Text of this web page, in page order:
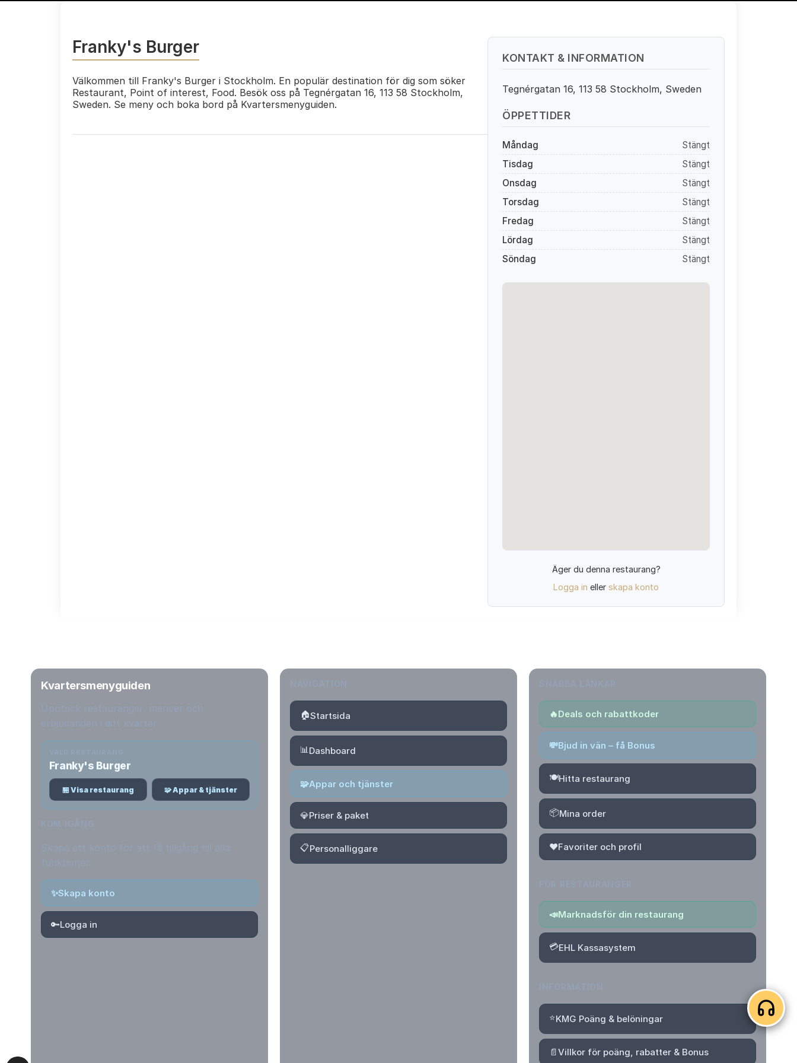
Franky's Burger
Välkommen till Franky's Burger i Stockholm. En populär destination för dig som söker
Restaurant, Point of interest, Food. Besök oss på Tegnérgatan 16, 113 58 Stockholm,
Sweden. Se meny och boka bord på Kvartersmenyguiden.
KONTAKT & INFORMATION
Tegnérgatan 16, 113 58 Stockholm, Sweden
ÖPPETTIDER
Måndag
Stängt
Tisdag
Stängt
Onsdag
Stängt
Torsdag
Stängt
Fredag
Stängt
Lördag
Stängt
Söndag
Stängt
Äger du denna restaurang?
Logga in eller skapa konto
Kvartersmenyguiden
Franky's Burger
🏪 Visa restaurang 🧩 Appar & tjänster
✨Skapa konto
🔑Logga in
🏠Startsida
📊Dashboard
🧩Appar och tjänster
💎Priser & paket
📋Personalliggare
🔥Deals och rabattkoder
💸Bjud in vän – få Bonus
🍽️Hitta restaurang
📦Mina order
❤️Favoriter och profil
📣Marknadsför din restaurang
💳EHL Kassasystem
⭐KMG Poäng & belöningar
📄Villkor för poäng, rabatter & Bonus